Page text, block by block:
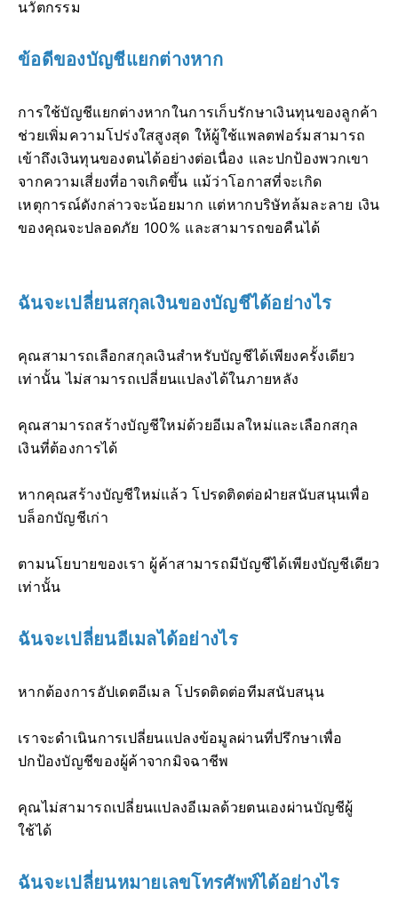
นวัตกรรม
ข้อดีของบัญชีแยกต่างหาก
การใช้บัญชีแยกต่างหากในการเก็บรักษาเงินทุนของลูกค้า
ช่วยเพิ่มความโปร่งใสสูงสุด ให้ผู้ใช้แพลตฟอร์มสามารถ
เข้าถึงเงินทุนของตนได้อย่างต่อเนื่อง และปกป้องพวกเขา
จากความเสี่ยงที่อาจเกิดขึ้น แม้ว่าโอกาสที่จะเกิด
เหตุการณ์ดังกล่าวจะน้อยมาก แต่หากบริษัทล้มละลาย เงิน
ของคุณจะปลอดภัย 100% และสามารถขอคืนได้
ฉันจะเปลี่ยนสกุลเงินของบัญชีได้อย่างไร
คุณสามารถเลือกสกุลเงินสำหรับบัญชีได้เพียงครั้งเดียว
เท่านั้น ไม่สามารถเปลี่ยนแปลงได้ในภายหลัง
คุณสามารถสร้างบัญชีใหม่ด้วยอีเมลใหม่และเลือกสกุล
เงินที่ต้องการได้
หากคุณสร้างบัญชีใหม่แล้ว โปรดติดต่อฝ่ายสนับสนุนเพื่อ
บล็อกบัญชีเก่า
ตามนโยบายของเรา ผู้ค้าสามารถมีบัญชีได้เพียงบัญชีเดียว
เท่านั้น
ฉันจะเปลี่ยนอีเมลได้อย่างไร
หากต้องการอัปเดตอีเมล โปรดติดต่อทีมสนับสนุน
เราจะดำเนินการเปลี่ยนแปลงข้อมูลผ่านที่ปรึกษาเพื่อ
ปกป้องบัญชีของผู้ค้าจากมิจฉาชีพ
คุณไม่สามารถเปลี่ยนแปลงอีเมลด้วยตนเองผ่านบัญชีผู้
ใช้ได้
ฉันจะเปลี่ยนหมายเลขโทรศัพท์ได้อย่างไร